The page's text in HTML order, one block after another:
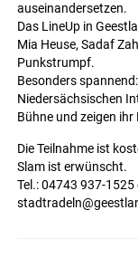
auseinandersetzen.
Das LineUp in
Mia Heuse, Sadaf
Punkstrumpf.
Besonders
Niedersächsischen
Bühne und zeigen ihr
Die Teilnahme ist
Slam ist erwünscht.
Tel.: 04743 937-